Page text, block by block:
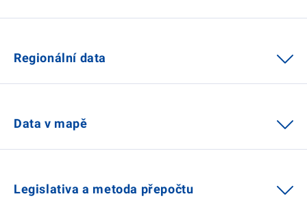
Regionální data
Data v mapě
Legislativa a metoda přepočtu